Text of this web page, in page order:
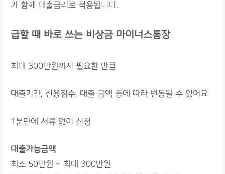
가 함께 대출금리로 적용됩니다.
급할 때 바로 쓰는 비상금 마이너스통장
최대 300만원까지 필요한 만큼
대출기간, 신용점수, 대출 금액 등에 따라 변동될 수 있어요
1분만에 서류 없이 신청
대출가능금액
최소 50만원 ~ 최대 300만원